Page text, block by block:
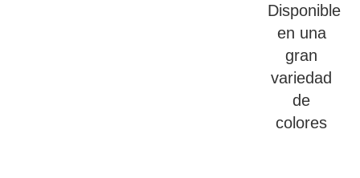
Disponible
en una
gran
variedad
de
colores